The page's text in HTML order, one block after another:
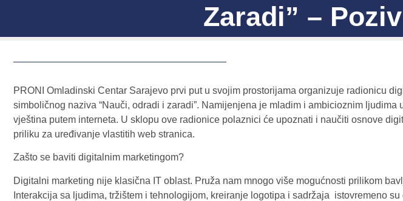
Zaradi” –
PRONI Omladinski Centar Sarajevo prvi put u svojim prostorijama organizuje radionicu
simboličnog naziva “Nauči, odradi i zaradi”. Namijenjena je mladim i ambicioznim ljudima
vještina putem interneta. U sklopu ove radionice polaznici će upoznati i naučiti osnove
priliku za uređivanje vlastitih web stranica.
Zašto se baviti digitalnim marketingom?
Digitalni marketing nije klasična IT oblast. Pruža nam mnogo više mogućnosti prilikom
Interakcija sa ljudima, tržištem i tehnologijom, kreiranje logotipa i sadržaja istovremeno